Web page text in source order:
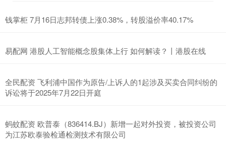
钱掌柜 7月16日志邦转债上涨0.38%，转股溢价率40.17%
易配网 港股人工智能概念股集体上行 如何解读？丨港股在线
全民配资 飞利浦中国作为原告/上诉人的1起涉及买卖合同纠纷的
诉讼将于2025年7月22日开庭
蚂蚊配资 欧普泰（836414.BJ）新增一起对外投资，被投资公司
为江苏欧泰验检通检测技术有限公司